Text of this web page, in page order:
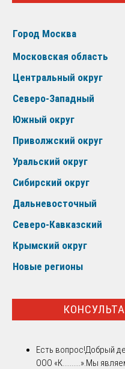
Город Москва
Московская область
Центральный округ
Северо-Западный
Южный округ
Приволжский округ
Уральский округ
Сибирский округ
Дальневосточный
Северо-Кавказский
Крымский округ
Новые регионы
Есть вопрос!Добрый
ООО «К..........».Мы